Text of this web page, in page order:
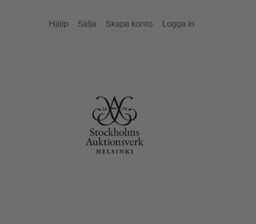
Hjälp Sälja Skapa konto Logga in